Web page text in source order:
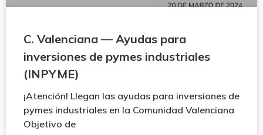
C. Valenciana — Ayudas para
inversiones de pymes industriales
(INPYME)
¡Atención! Llegan las ayudas para inversiones de
pymes industriales en la Comunidad Valenciana
Objetivo de